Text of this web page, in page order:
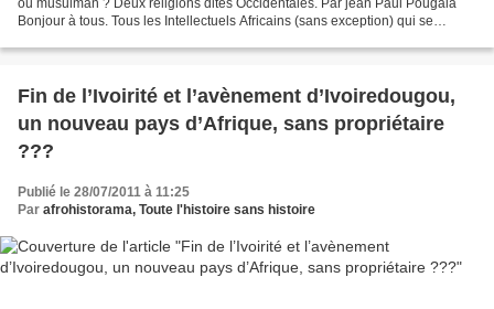
ou musulman ? Deux religions dites Occidentales. Par jean Paul Pougala
Bonjour à tous. Tous les Intellectuels Africains (sans exception) qui se
Fin de l’Ivoirité et l’avènement d’Ivoiredougou,
un nouveau pays d’Afrique, sans propriétaire
???
Publié le 28/07/2011 à 11:25
Par afrohistorama, Toute l'histoire sans histoire